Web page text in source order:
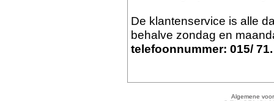
De klantenservice is alle
behalve zondag en
telefoonnummer: 015/
Algemene